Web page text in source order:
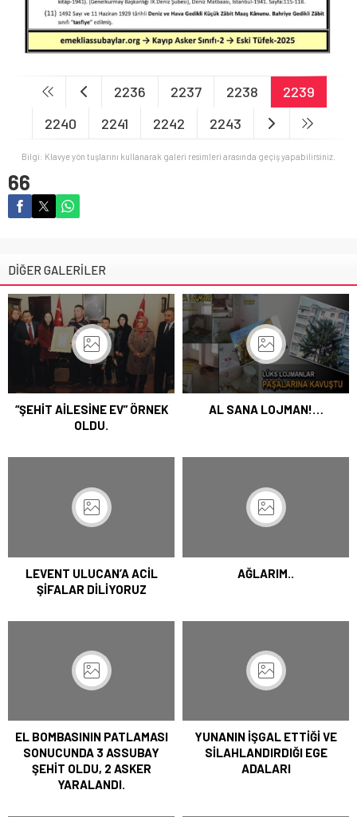
2236 2237 2238
2239
2240
2241 2242 2243
Bilgi: Klavye yön tuşlarını kullanarak galeri resimleri arasında geçiş yapabilirsiniz.
66
DİĞER GALERİLER
“ŞEHİT AİLESİNE EV” ÖRNEK
OLDU.
AL SANA LOJMAN!…
LEVENT ULUCAN’A ACİL
ŞİFALAR DİLİYORUZ
AĞLARIM..
EL BOMBASININ PATLAMASI
SONUCUNDA 3 ASSUBAY
ŞEHİT OLDU, 2 ASKER
YARALANDI.
YUNANIN İŞGAL ETTİĞİ VE
SİLAHLANDIRDIĞI EGE
ADALARI